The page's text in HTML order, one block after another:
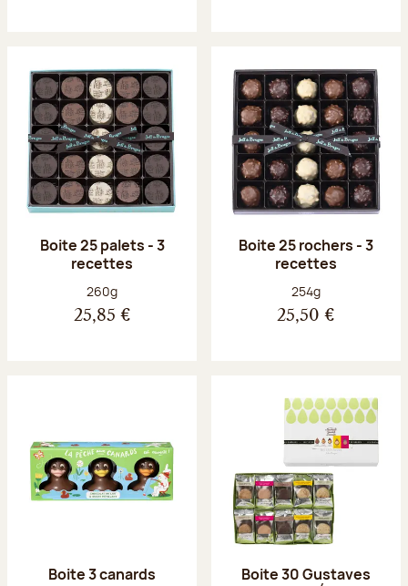
Boite 25 palets - 3
recettes
Poids net :
260g
25,85 €
Boite 25 rochers - 3
recettes
Poids net :
254g
25,50 €
Boite 3 canards
Boite 30 Gustaves